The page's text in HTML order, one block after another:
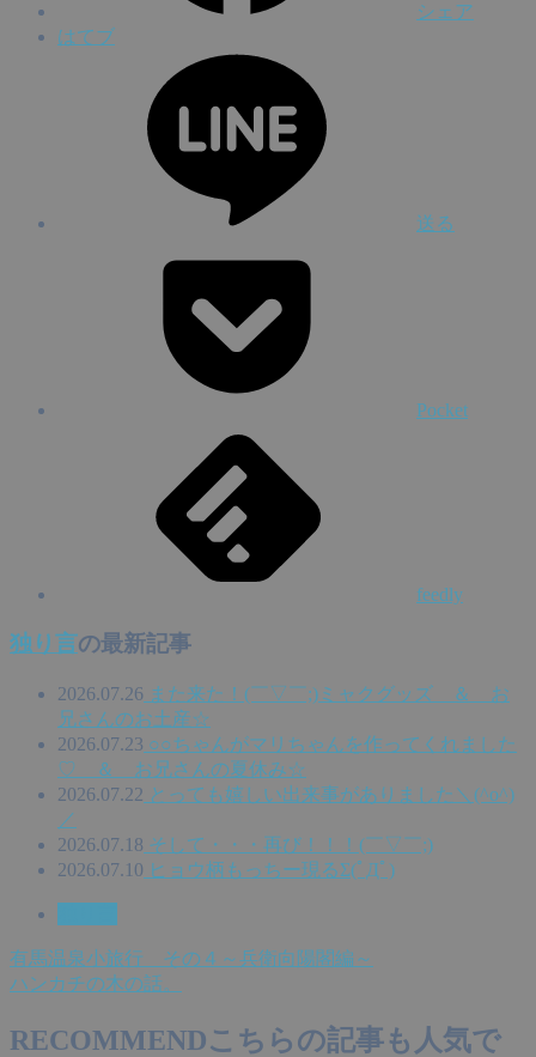
シェア
はてブ
送る
Pocket
feedly
独り言の最新記事
2026.07.26 また来た！(￣▽￣;)ミャクグッズ ＆ お
兄さんのお土産☆
2026.07.23 ○○ちゃんがマリちゃんを作ってくれました
♡ ＆ お兄さんの夏休み☆
2026.07.22 とっても嬉しい出来事がありました＼(^o^)
／
2026.07.18 そして・・・再び！！！(￣▽￣;)
2026.07.10 ヒョウ柄もっちー現るΣ(ﾟДﾟ)
有馬温泉小旅行 その４～兵衛向陽閣編～
ハンカチの木の話。
RECOMMENDこちらの記事も人気で